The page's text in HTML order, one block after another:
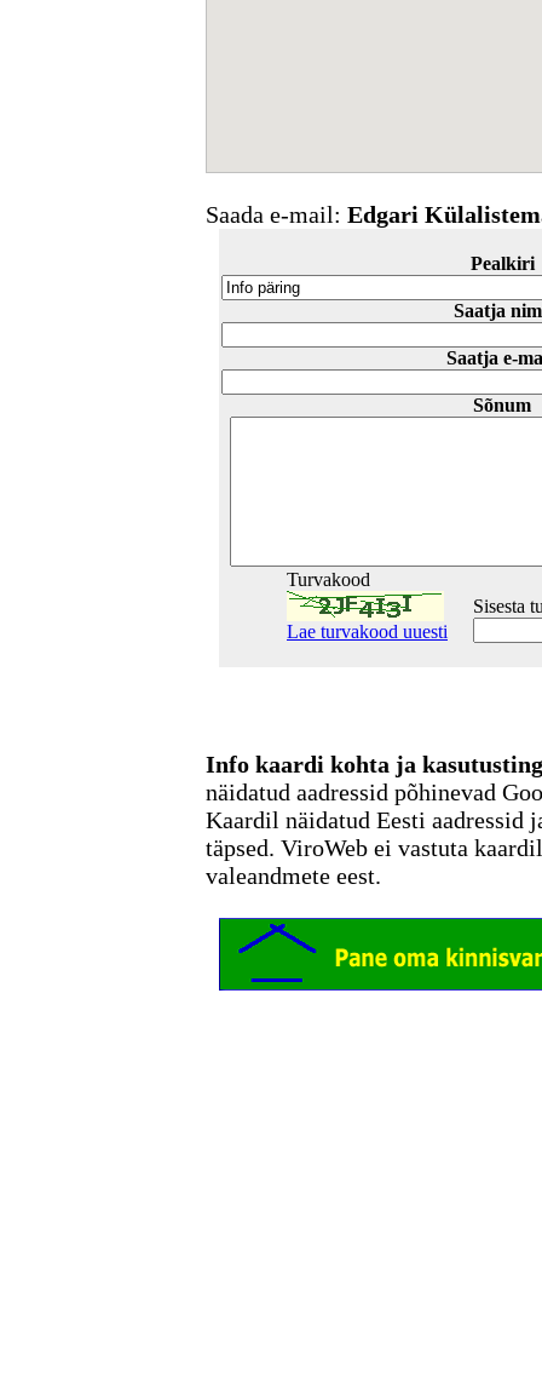
Saada e-mail: Edgari
Pealkiri
Saatja
Saatja e-
Sõnum
Turvakood
Lae turvakood uuesti
Sisesta
Info kaardi kohta ja
näidatud aadressid põhinevad
Kaardil näidatud Eesti aadressid
täpsed. ViroWeb ei vastuta
valeandmete eest.